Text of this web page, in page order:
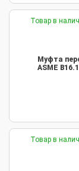
Товар в
Муфта
ASME
Товар в